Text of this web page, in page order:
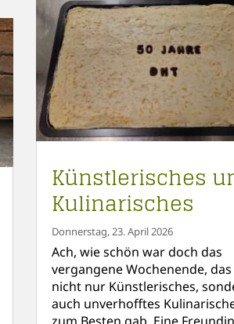
Künstlerisches
Kulinarisches
Donnerstag, 23. April 2026
Ach, wie schön war doch das
vergangene Wochenende, das
nicht nur Künstlerisches,
auch unverhofftes